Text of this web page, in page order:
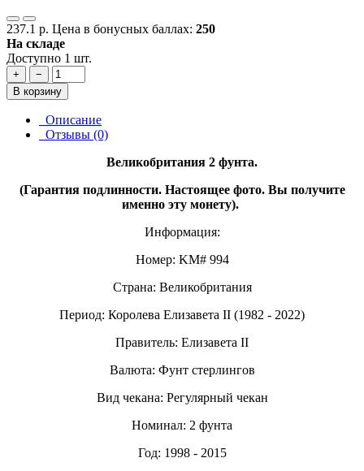
237.1 р. Цена в бонусных баллах: 250
На складе
Доступно 1 шт.
+
−
В корзину
Описание
Отзывы (0)
Великобритания 2 фунта.
(Гарантия подлинности. Настоящее фото. Вы получите
именно эту монету).
Информация:
Номер: KM# 994
Страна: Великобритания
Период: Королева Елизавета II (1982 - 2022)
Правитель: Елизавета II
Валюта: Фунт стерлингов
Вид чекана: Регулярный чекан
Номинал: 2 фунта
Год: 1998 - 2015